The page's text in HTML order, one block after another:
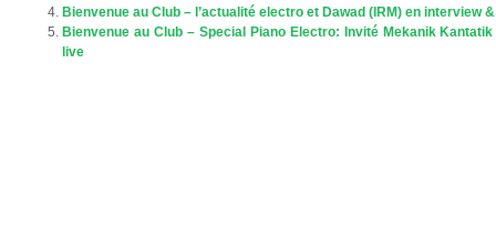
Bienvenue au Club – l’actualité electro et Dawad (IRM) en interview
Bienvenue au Club – Special Piano Electro: Invité Mekanik
live